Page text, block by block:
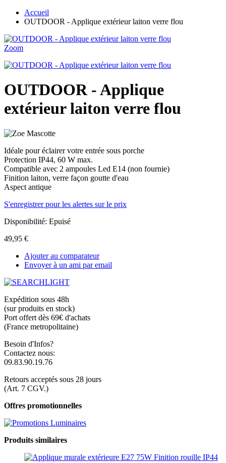
Accueil
OUTDOOR - Applique extérieur laiton verre flou
Zoom
OUTDOOR - Applique
extérieur laiton verre flou
Idéale pour éclairer votre entrée sous porche
Protection IP44, 60 W max.
Compatible avec 2 ampoules Led E14 (non fournie)
Finition laiton, verre façon goutte d'eau
Aspect antique
S'enregistrer pour les alertes sur le prix
Disponibilité: Epuisé
49,95 €
Ajouter au comparateur
Envoyer à un ami par email
Expédition sous 48h
(sur produits en stock)
Port offert dès 69€ d'achats
(France metropolitaine)
Besoin d'Infos?
Contactez nous:
09.83.90.19.76
Retours acceptés sous 28 jours
(Art. 7 CGV.)
Offres promotionnelles
Produits similaires